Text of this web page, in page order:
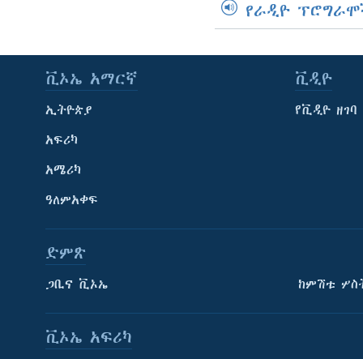
የራዲዮ
ቪኦኤ አማርኛ
ኢትዮጵያ
አፍሪካ
አሜሪካ
ዓለምአቀፍ
ቪዲዮ
የቪዲዮ ዘገባ
ድምጽ
ጋቢና ቪኦኤ ከምሽቱ
ቪኦኤ አፍሪካ